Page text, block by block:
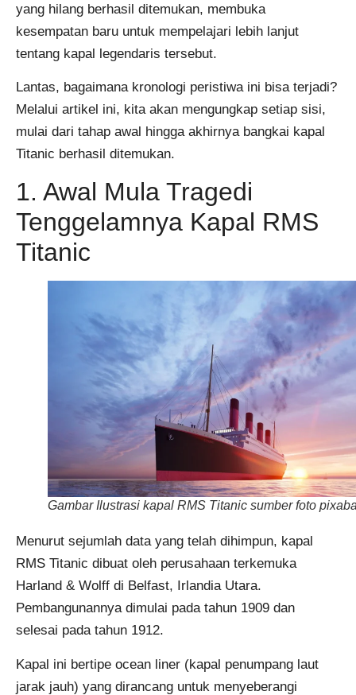
yang hilang berhasil ditemukan, membuka
kesempatan baru untuk mempelajari lebih lanjut
tentang kapal legendaris tersebut.
Lantas, bagaimana kronologi peristiwa ini bisa terjadi?
Melalui artikel ini, kita akan mengungkap setiap sisi,
mulai dari tahap awal hingga akhirnya bangkai kapal
Titanic berhasil ditemukan.
1. Awal Mula Tragedi
Tenggelamnya Kapal RMS
Titanic
Gambar Ilustrasi kapal RMS Titanic sumber foto
Menurut sejumlah data yang telah dihimpun, kapal
RMS Titanic dibuat oleh perusahaan terkemuka
Harland & Wolff di Belfast, Irlandia Utara.
Pembangunannya dimulai pada tahun 1909 dan
selesai pada tahun 1912.
Kapal ini bertipe ocean liner (kapal penumpang laut
jarak jauh) yang dirancang untuk menyeberangi